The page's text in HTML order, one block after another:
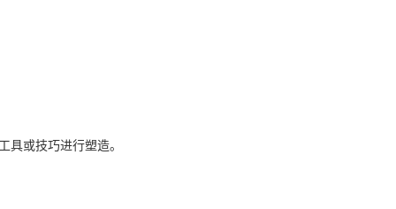
或技巧进行塑造。